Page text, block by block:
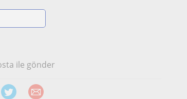
ile gönder